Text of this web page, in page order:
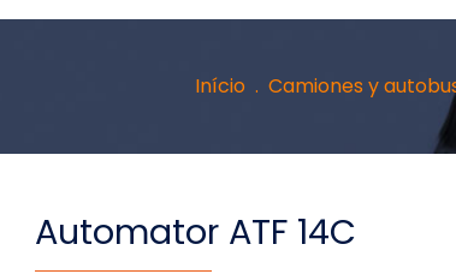
Início Camiones y
Automator ATF 14C